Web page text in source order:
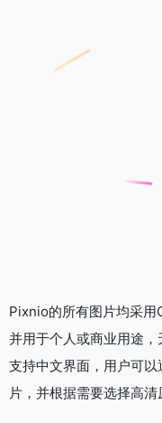
Pixnio的所有图片均采用
并用于个人或商业用途
支持中文界面，用户可
片，并根据需要选择高清